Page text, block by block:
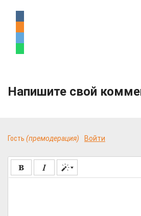
Напишите свой
Гость (премодерация) Войти